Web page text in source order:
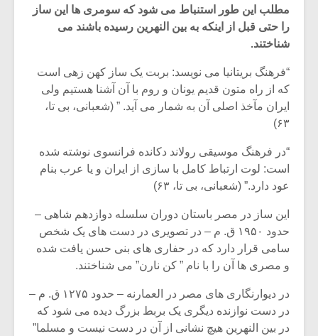
مطلب این طور استنباط می شود که سومری ها این ساز
را حتی قبل از اینکه به بین النهرین رسیده باشند می
شناختند.
“فرهنگ بریتانیا می نویسد: بربت یک ساز کهن زهی است
که از راه متون قدیم یونان و روم با آن آشنا هستیم ولی
ایران مآخذ اصلی آن به شمار می آید. ” (شعبانی، بی تا،
۶۳)
“در فرهنگ موسیقی رولاند دکانده فرانسوی نوشته شده
است: لوت ارتباط کامل با سازی از ایران و یا عرب بنام
عود دارد.” (شعبانی، بی تا، ۶۳)
این ساز در مصر باستان دوران سلسله دوازدهم شاهی –
حدود ۱۹۵۰ ق. م – در تصویری در دست های یک شخص
سامی قرار دارد که در حفاری های بنی حسن یافت شده
و مصری ها آن را با نام ” کن نارن” می شناختند.
در دیوارنگاری های مصر در العمارنه – حدود ۱۲۷۵ ق. م –
در دست نوازنده دیگری یک بربط بزرگ دیده می شود که
در بین النهرین هیچ نشانی از آن در دست نیست و مسلما”
میکلوش روژا
یادداشتی بر موسیقی
متن فیلم «متری
موریس ژار
دوره
موسیقی